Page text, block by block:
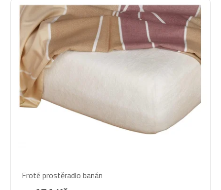
hodnocení
produktu
Froté prostěradlo banán